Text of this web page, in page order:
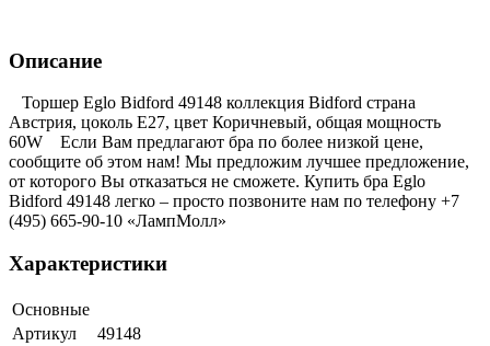
Описание
Торшер Eglo Bidford 49148 коллекция Bidford страна
Австрия, цоколь E27, цвет Коричневый, общая мощность
60W Если Вам предлагают бра по более низкой цене,
сообщите об этом нам! Мы предложим лучшее предложение,
от которого Вы отказаться не сможете. Купить бра Eglo
Bidford 49148 легко – просто позвоните нам по телефону +7
(495) 665-90-10 «ЛампМолл»
Характеристики
Основные
Артикул
49148